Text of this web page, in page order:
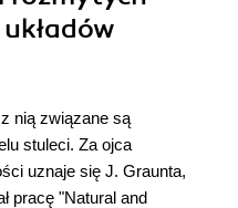
nią związane są
stuleci. Za ojca
uznaje się J. Graunta,
pracę "Natural and